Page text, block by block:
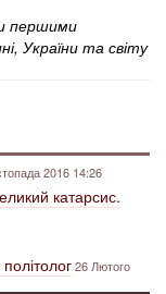
першими
України та світу
2016 14:26
катарсис.
26 Лютого